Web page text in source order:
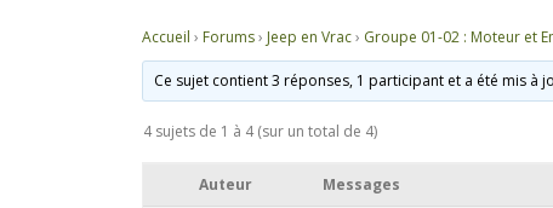
Accueil › Forums› Jeep en Vrac› Groupe 01-02 : Moteur et
Ce sujet contient 3 réponses, 1 participant et a été mis
4 sujets de 1 à 4 (sur un total de 4)
Auteur Messages